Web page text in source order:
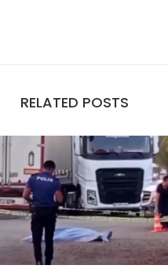
RELATED POSTS